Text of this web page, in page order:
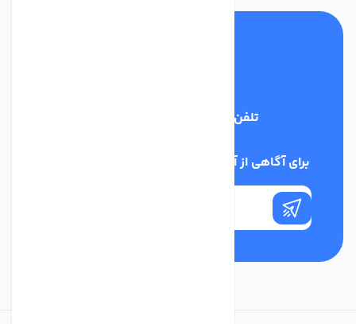
تلفن پشتیبانی
برای آگاهی از آخرین اخبار در خبرنامه ما عضو شوید